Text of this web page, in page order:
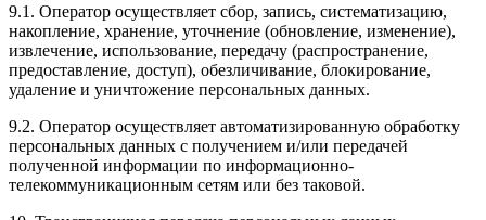
9.1. Оператор осуществляет сбор, запись, систематизацию,
накопление, хранение, уточнение (обновление, изменение),
извлечение, использование, передачу (распространение,
предоставление, доступ), обезличивание, блокирование,
удаление и уничтожение персональных данных.
9.2. Оператор осуществляет автоматизированную обработку
персональных данных с получением и/или передачей
полученной информации по информационно-
телекоммуникационным сетям или без таковой.